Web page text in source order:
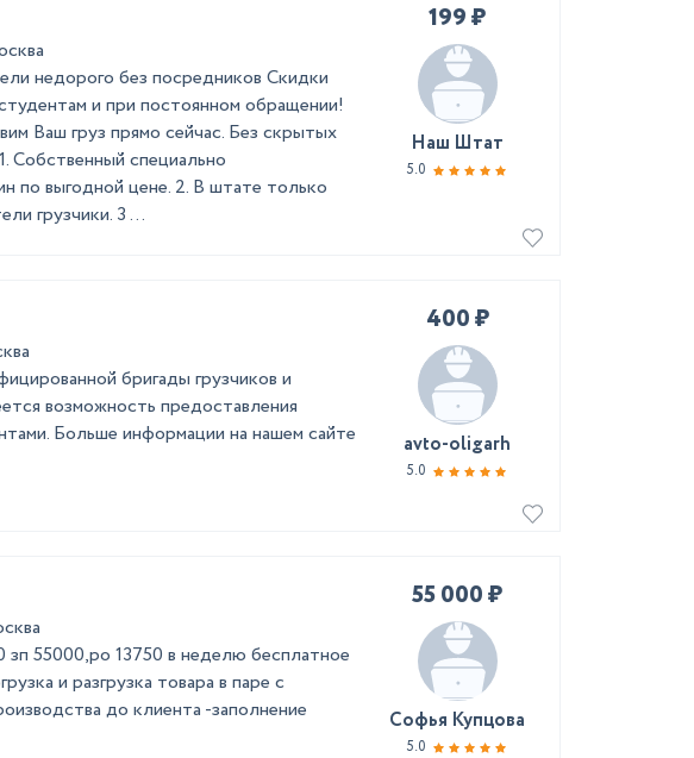
недорого без посредников Скидки
и при постоянном обращении!
Ваш груз прямо сейчас. Без скрытых
Собственный специально
по выгодной цене. 2. В штате только
грузчики. 3 ...
199 ₽
Наш Штат
5.0
бригады грузчиков и
возможность предоставления
Больше информации на нашем сайте
400 ₽
avto-oligarh
5.0
зп 55000,ро 13750 в неделю бесплатное
и разгрузка товара в паре с
до клиента -заполнение
55 000 ₽
Софья Купцова
5.0